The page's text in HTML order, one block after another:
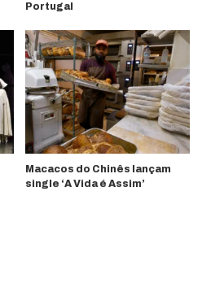
Portugal
Macacos do Chinês lançam
single ‘A Vida é Assim’